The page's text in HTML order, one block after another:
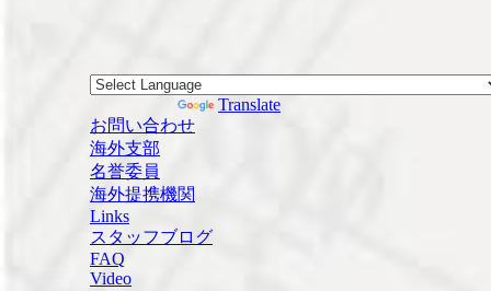
Translate
お問い合わせ
海外支部
名誉委員
海外提携機関
Links
スタッフブログ
FAQ
Video